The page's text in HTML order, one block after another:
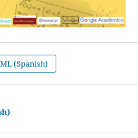
(Spanish)